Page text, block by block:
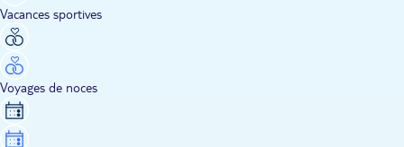
Vacances sportives
Voyages de noces